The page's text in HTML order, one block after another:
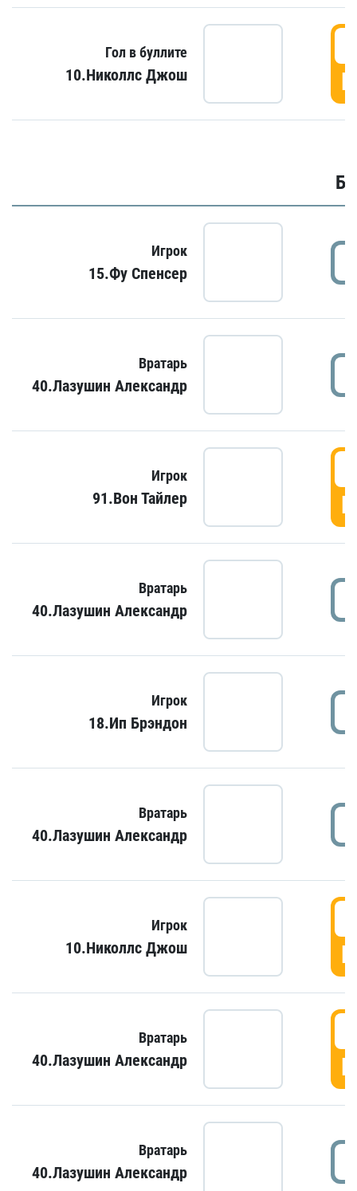
Гол в буллите
10.Николлс Джош
Игрок
15.Фу Спенсер
Вратарь
40.Лазушин Александр
Игрок
91.Вон Тайлер
Вратарь
40.Лазушин Александр
Игрок
18.Ип Брэндон
Вратарь
40.Лазушин Александр
Игрок
10.Николлс Джош
Вратарь
40.Лазушин Александр
Вратарь
40.Лазушин Александр